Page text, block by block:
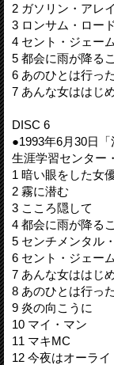
2 ガソリン・アレイ
3 ロンサム・ロード
4 セント・ジェー
5 都会に雨が降る
6 あのひとは行った
7 あんな女ははじ
DISC 6
●1993年6月30日
生涯学習センター
1 暗い眼をした女
2 霧に潜む
3 こころ隠して
4 都会に雨が降る
5 センチメンタル
6 セント・ジェー
7 あんな女ははじ
8 あのひとは行った
9 炎の向こうに
10 マイ・マン
11 マキMC
12 今夜はオーライ